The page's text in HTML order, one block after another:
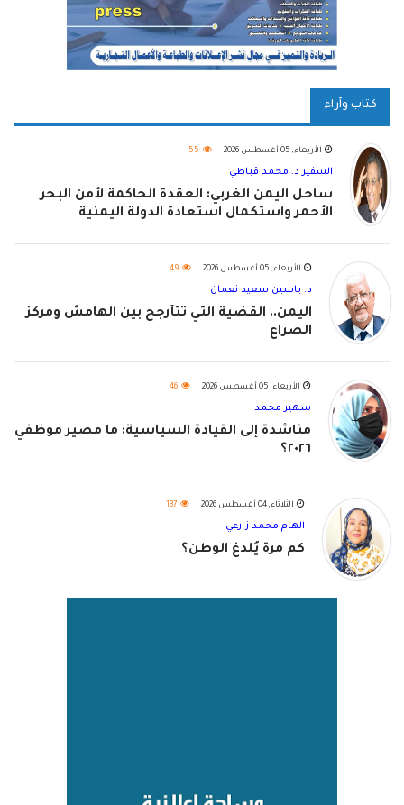
كتاب وآراء
الأربعاء, 05 أغسطس 2026 55
السفير د. محمد قباطي
ساحل اليمن الغربي: العقدة الحاكمة لأمن البحر
الأحمر واستكمال استعادة الدولة اليمنية
الأربعاء, 05 أغسطس 2026 49
د. ياسين سعيد نعمان
اليمن.. القضية التي تتأرجح بين الهامش ومركز
الصراع
الأربعاء, 05 أغسطس 2026 46
سهير محمد
مناشدة إلى القيادة السياسية: ما مصير موظفي
٢٠٢٦؟
الثلاثاء, 04 أغسطس 2026 137
الهام محمد زارعي
كم مرة يُلدغ الوطن؟